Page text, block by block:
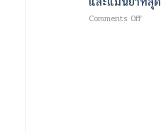
เพื่อ
ม
เนื้อ
Comments Offon